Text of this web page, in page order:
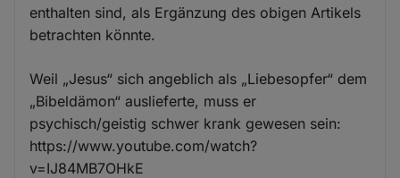
enthalten sind, als Ergänzung des obigen Artikels
betrachten könnte.
Weil „Jesus“ sich angeblich als „Liebesopfer“ dem
„Bibeldämon“ auslieferte, muss er
psychisch/geistig schwer krank gewesen sein:
https://www.youtube.com/watch?
v=IJ84MB7OHkE